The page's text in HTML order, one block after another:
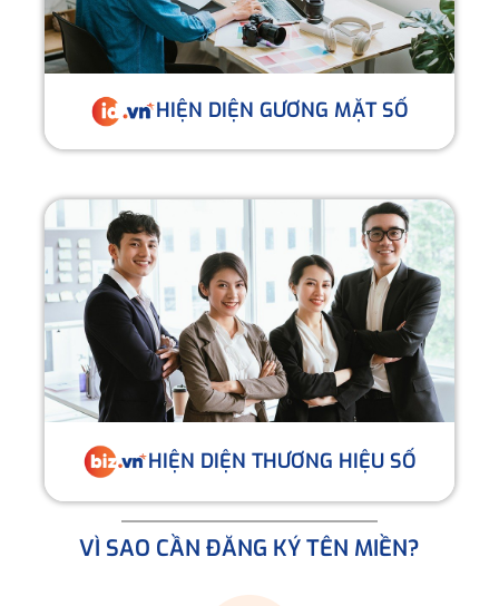
HIỆN DIỆN GƯƠNG MẶT SỐ
HIỆN DIỆN THƯƠNG HIỆU SỐ
VÌ SAO CẦN ĐĂNG KÝ TÊN MIỀN?